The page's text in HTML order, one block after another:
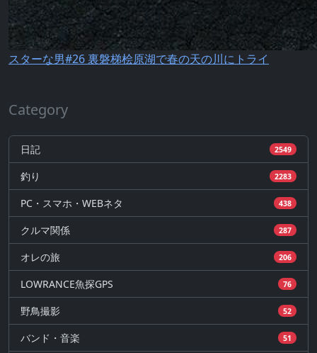
スターな男#26 裏磐梯桧原湖で春の天の川にトライ
Category
日記 2549
釣り 2283
PC・スマホ・WEBネタ 438
クルマ関係 287
オレの旅 206
LOWRANCE魚探GPS 76
野鳥撮影 52
バンド・音楽 51